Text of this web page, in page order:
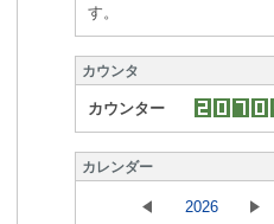
す。
カウンタ
カウンター
カレンダー
2026